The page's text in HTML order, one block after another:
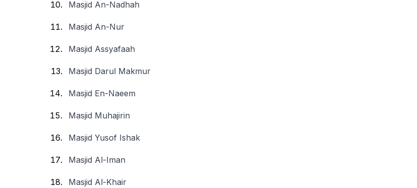
Masjid An-Nadhah
Masjid An-Nur
Masjid Assyafaah
Masjid Darul Makmur
Masjid En-Naeem
Masjid Muhajirin
Masjid Yusof Ishak
Masjid Al-Iman
Masjid Al-Khair